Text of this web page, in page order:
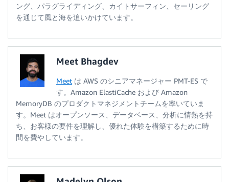
ング、パラグライディング、カイトサーフィン、セーリング
を通じて風と海を追いかけています。
Meet Bhagdev
Meet は AWS のシニアマネージャー PMT-ES で
す。Amazon ElastiCache および Amazon
MemoryDB のプロダクトマネジメントチームを率いていま
す。Meet はオープンソース、データベース、分析に情熱を持
ち、お客様の要件を理解し、優れた体験を構築するために時
間を費やしています。